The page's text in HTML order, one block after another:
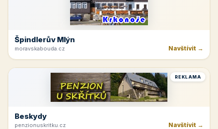
Špindlerův Mlýn
moravskabouda.cz Navštívit →
REKLAMA
Beskydy
penzionuskritku.cz Navštívit →